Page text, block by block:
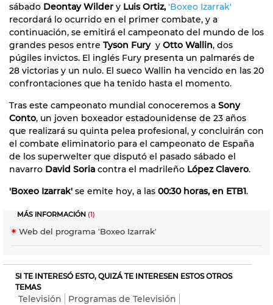
sábado Deontay Wilder y Luis Ortiz, 'Boxeo Izarrak'
recordará lo ocurrido en el primer combate, y a
continuación, se emitirá el campeonato del mundo de los
grandes pesos entre Tyson Furyy Otto Wallin, dos
púgiles invictos. El inglés Fury presenta un palmarés de
28 victorias y un nulo. El sueco Wallin ha vencido en las 20
confrontaciones que ha tenido hasta el momento.
Tras este campeonato mundial conoceremos a Sony
Conto, un joven boxeador estadounidense de 23 años
que realizará su quinta pelea profesional, y concluirán con
el combate eliminatorio para el campeonato de España
de los superwelter que disputó el pasado sábado el
navarro David Soria contra el madrileño López Clavero.
'Boxeo Izarrak' se emite hoy, a las 00:30 horas, en ETB1.
MÁS INFORMACIÓN (1)
Web del programa 'Boxeo Izarrak'
SI TE INTERESÓ ESTO, QUIZÁ TE INTERESEN ESTOS OTROS
TEMAS
Televisión
Programas de Televisión